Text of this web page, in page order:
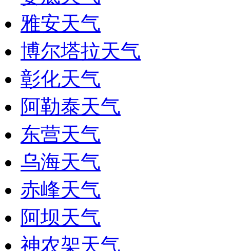
雅安天气
博尔塔拉天气
彰化天气
阿勒泰天气
东营天气
乌海天气
赤峰天气
阿坝天气
神农架天气